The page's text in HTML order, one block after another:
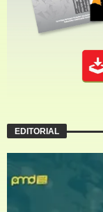
EDITORIAL